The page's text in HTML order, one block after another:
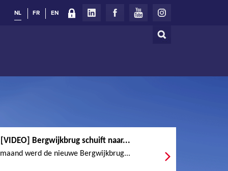
Zoeken
NL FR EN
[VIDEO] Bergwijkbrug schuift naar...
werd de nieuwe Bergwijkbrug...